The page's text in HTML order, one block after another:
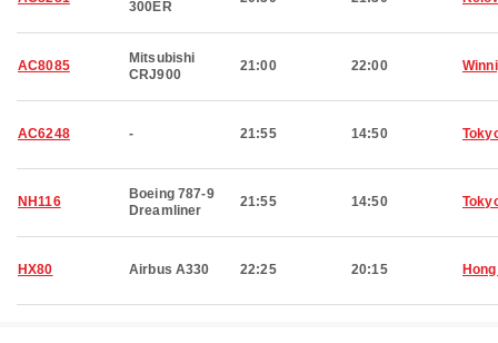
300ER
AC8085
Mitsubishi
CRJ900
21:00 22:00
AC6248 - 21:55 14:50
NH116
Boeing 787-9
Dreamliner
21:55 14:50
HX80 Airbus A330 22:25 20:15